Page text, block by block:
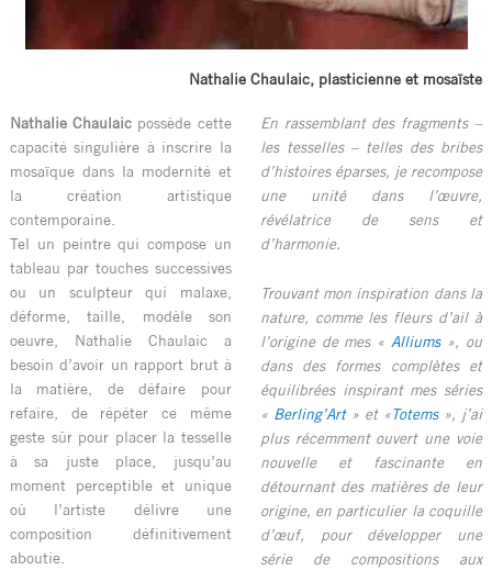
Nathalie Chaulaic, plasticienne et mosaïste
Nathalie Chaulaicpossède cette
capacité singulière à inscrire la
mosaïque dans la modernité et
la création artistique
contemporaine.
Tel un peintre qui compose un
tableau par touches successives
ou un sculpteur qui malaxe,
déforme, taille, modèle son
oeuvre, Nathalie Chaulaic a
besoin d’avoir un rapport brut à
la matière, de défaire pour
refaire, de répéter ce même
geste sûr pour placer la tesselle
à sa juste place, jusqu’au
moment perceptible et unique
où l’artiste délivre une
composition définitivement
aboutie.
En rassemblant des fragments –
les tesselles – telles des bribes
d’histoires éparses, je recompose
une unité dans l’œuvre,
révélatrice de sens et
d’harmonie.
Trouvant mon inspiration dans la
nature, comme les fleurs d’ail à
l’origine de mes « Alliums», ou
dans des formes complètes et
équilibrées inspirant mes séries
« Berling’Art» et «Totems», j’ai
plus récemment ouvert une voie
nouvelle et fascinante en
détournant des matières de leur
origine, en particulier la coquille
d’œuf, pour développer une
série de compositions aux